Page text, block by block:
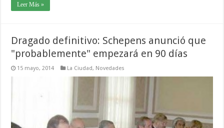
Leer Más »
Dragado definitivo: Schepens anunció que
"probablemente" empezará en 90 días
15 mayo, 2014 La Ciudad, Novedades